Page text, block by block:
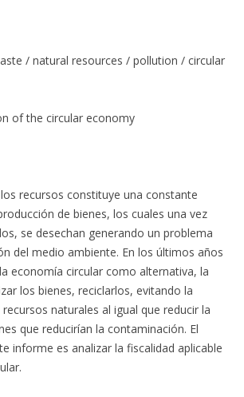
/ natural resources / pollution / circular
of the circular economy
recursos constituye una constante
de bienes, los cuales una vez
se desechan generando un problema
del medio ambiente. En los últimos años
economía circular como alternativa, la
los bienes, reciclarlos, evitando la
naturales al igual que reducir la
que reducirían la contaminación. El
informe es analizar la fiscalidad aplicable